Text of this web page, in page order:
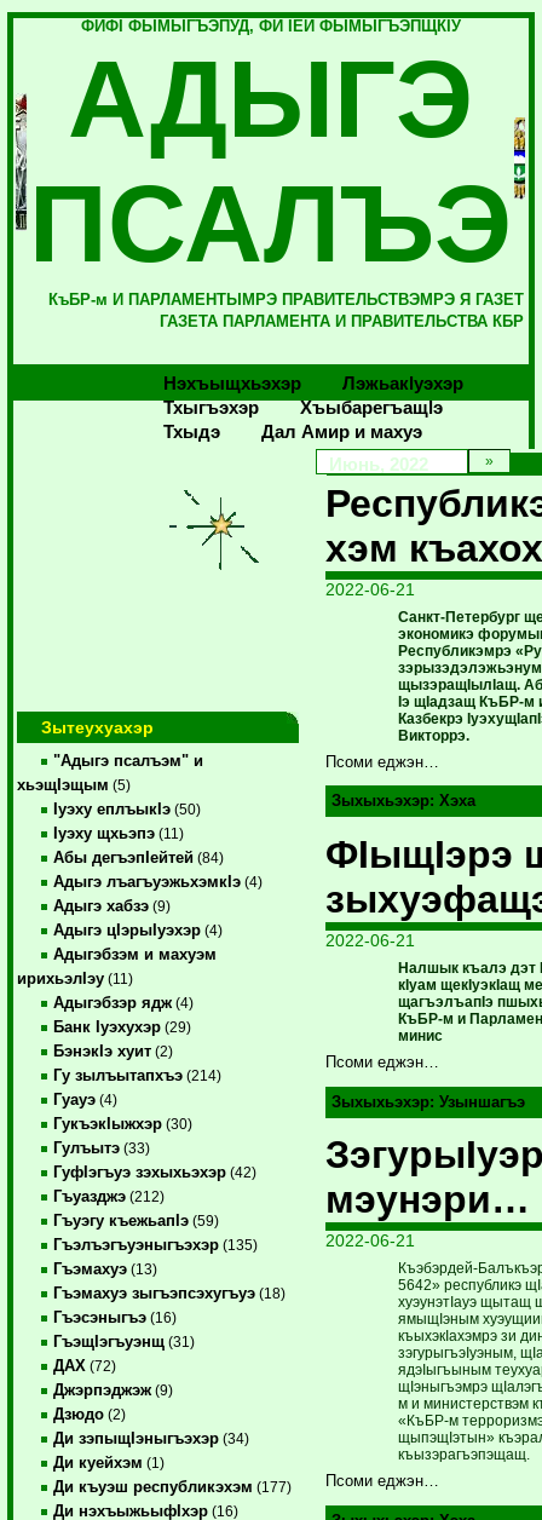
ФИФI ФЫМЫГЪЭПУД, ФИ IЕЙ ФЫМЫГЪЭПЩКIУ
АДЫГЭ
ПСАЛЪЭ
КъБР-м И ПАРЛАМЕНТЫМРЭ ПРАВИТЕЛЬСТВЭМРЭ Я ГАЗЕТ
ГАЗЕТА ПАРЛАМЕНТА И ПРАВИТЕЛЬСТВА КБР
Нэхъыщхьэхэр
Лэжьакlуэхэр
Тхыгъэхэр
Хъыбарегъащlэ
Тхыдэ
Дал Амир и махуэ
Зытеухуахэр
"Адыгэ псалъэм" и
хьэщIэщым (5)
Iуэху еплъыкIэ (50)
Iуэху щхьэпэ (11)
Абы дегъэпIейтей (84)
Адыгэ лъагъуэжьхэмкIэ (4)
Адыгэ хабзэ (9)
Адыгэ цIэрыIуэхэр (4)
Адыгэбзэм и махуэм
ирихьэлIэу (11)
Адыгэбзэр ядж (4)
Банк Iуэхухэр (29)
БэнэкIэ хуит (2)
Гу зылъытапхъэ (214)
Гуауэ (4)
ГукъэкIыжхэр (30)
Гулъытэ (33)
ГуфIэгъуэ зэхыхьэхэр (42)
Гъуазджэ (212)
Гъуэгу къежьапIэ (59)
Гъэлъэгъуэныгъэхэр (135)
Гъэмахуэ (13)
Гъэмахуэ зыгъэпсэхугъуэ (18)
Гъэсэныгъэ (16)
ГъэщIэгъуэнщ (31)
ДАХ (72)
Джэрпэджэж (9)
Дзюдо (2)
Ди зэпыщIэныгъэхэр (34)
Ди куейхэм (1)
Ди къуэш республикэхэм (177)
Ди нэхъыжьыфIхэр (16)
Июнь, 2022
хэм
2022-06-21
Санкт-Петербург
экономикэ
Республикэмрэ
щызэращIылIащ.
Iэ щIадзащ КъБР-м
Казбекрэ
Викторрэ.
Псоми еджэн…
Зыхыхьэхэр: Хэха
ФIыщIэрэ
2022-06-21
Налшык къалэ дэт
кIуам щекIуэкIащ
щагъэлъапIэ
КъБР-м и
минис
Псоми еджэн…
Зыхыхьэхэр: Узыншагъэ
мэунэри…
2022-06-21
Къэбэрдей-
5642» республикэ
хуэунэтIауэ щытащ
ямыщIэным
къыхэкIахэмрэ зи
зэгурыгъэIуэным,
ядэIыгъыным
щIэныгъэмрэ
м и министерствэм
«КъБР-м
щыпэщIэтын»
къызэрагъэпэщащ.
Псоми еджэн…